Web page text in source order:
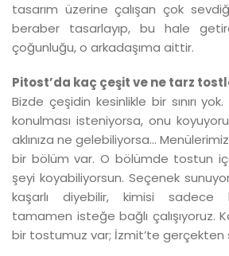
tasarım üzerine çalışan çok
beraber tasarlayıp, bu hale
çoğunluğu, o arkadaşıma aittir.
Pitost’da kaç çeşit ve ne tarz
Bizde çeşidin kesinlikle bir sınırı
konulması isteniyorsa, onu
aklınıza ne gelebiliyorsa...
bir bölüm var. O bölümde tostun
şeyi koyabiliyorsun. Seçenek
kaşarlı diyebilir, kimisi sadece
tamamen isteğe bağlı çalışıyoruz.
bir tostumuz var; İzmit’te gerçekten